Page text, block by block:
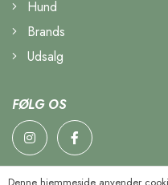
Hund
Brands
Udsalg
FØLG OS